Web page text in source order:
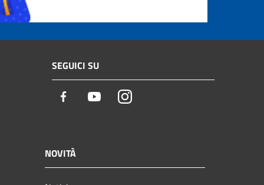
SEGUICI SU
Facebook YoutubeInstagram
NOVITÀ